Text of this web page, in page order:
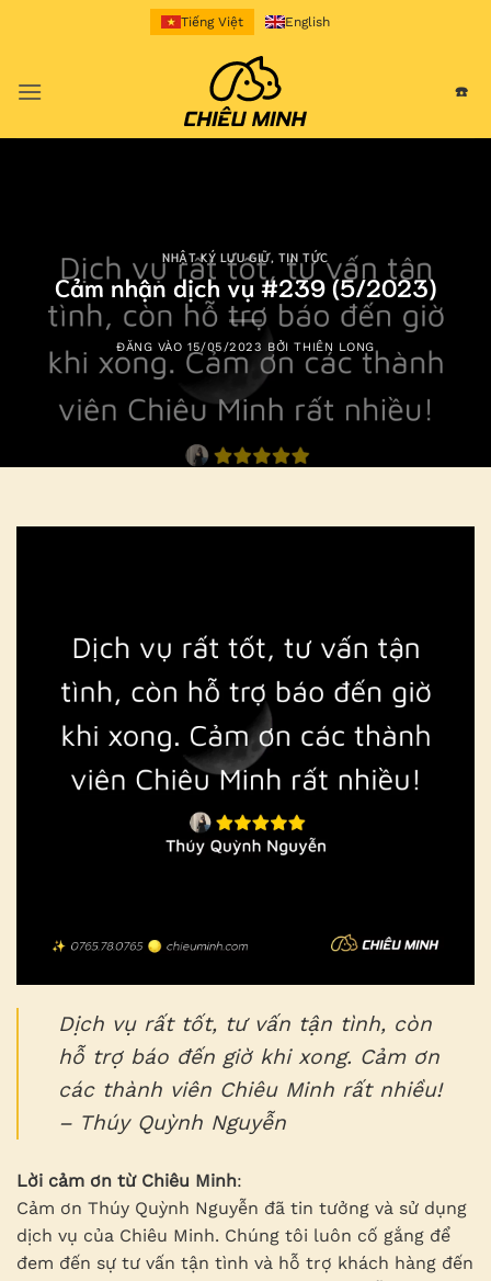
dung
Tiếng Việt English
☎️
NHẬT KÝ LƯU GIỮ, TIN TỨC
Cảm nhận dịch vụ #239 (5/2023)
ĐĂNG VÀO 15/05/2023 BỞITHIÊN LONG
Dịch vụ rất tốt, tư vấn tận tình, còn
hỗ trợ báo đến giờ khi xong. Cảm ơn
các thành viên Chiêu Minh rất nhiều!
– Thúy Quỳnh Nguyễn
Lời cảm ơn từ Chiêu Minh:
Cảm ơn Thúy Quỳnh Nguyễn đã tin tưởng và sử dụng
dịch vụ của Chiêu Minh. Chúng tôi luôn cố gắng để
đem đến sự tư vấn tận tình và hỗ trợ khách hàng đến